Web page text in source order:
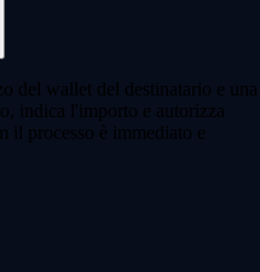
del wallet del destinatario e una
indica l'importo e autorizza
il processo è immediato e